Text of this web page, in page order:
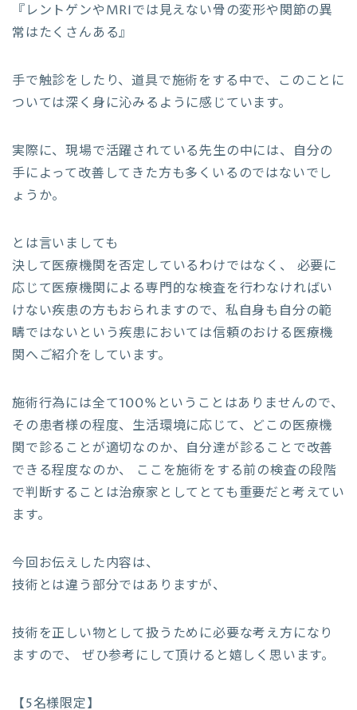
『レントゲンやMRIでは見えない骨の変形や関節の異
常はたくさんある』
手で触診をしたり、道具で施術をする中で、このことに
ついては深く身に沁みるように感じています。
実際に、現場で活躍されている先生の中には、自分の
手によって改善してきた方も多くいるのではないでし
ょうか。
とは言いましても
決して医療機関を否定しているわけではなく、 必要に
応じて医療機関による専門的な検査を行わなければい
けない疾患の方もおられますので、私自身も自分の範
疇ではないという疾患においては信頼のおける医療機
関へご紹介をしています。
施術行為には全て100%ということはありませんので、
その患者様の程度、生活環境に応じて、どこの医療機
関で診ることが適切なのか、自分達が診ることで改善
できる程度なのか、 ここを施術をする前の検査の段階
で判断することは治療家としてとても重要だと考えてい
ます。
今回お伝えした内容は、
技術とは違う部分ではありますが、
技術を正しい物として扱うために必要な考え方になり
ますので、 ぜひ参考にして頂けると嬉しく思います。
【5名様限定】